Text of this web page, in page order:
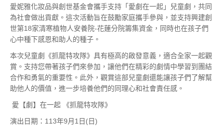
愛妮雅化妝品與創世基金會攜手支持「愛劇在一起」兒童劇，共同
為社會做出貢獻。這次活動旨在鼓勵家庭攜手參與，並支持興建創
世第18家清寒植物人安養院-花蓮分院籌集資金，同時也在孩子們
心中種下感恩和助人的種子。
本次兒童劇《抓龍特攻隊》具有極高的啟發意義，適合全家一起觀
賞。支持您帶著孩子們來參加，讓他們在精彩的劇情中學習到團結
合作和勇氣的重要性。此外，觀賞這部兒童劇還能讓孩子們了解幫
助他人的價值，進一步培養他們的同理心和社會責任感。
愛【劇】在一起 《抓龍特攻隊》
演出日期：113年9月1日(日)